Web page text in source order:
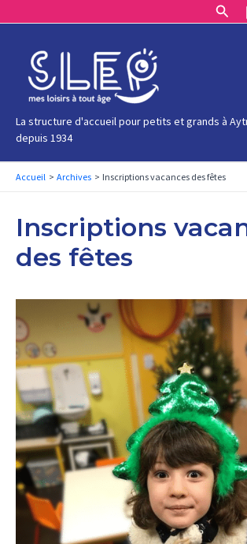
contenu
La structure d'accueil pour petits et grands à
depuis 1934
Accueil Archives Inscriptions vacances des fêtes
Inscriptions
des fêtes